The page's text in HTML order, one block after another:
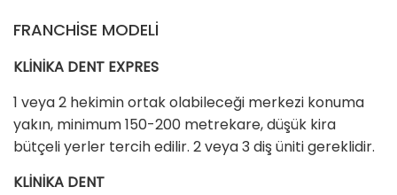
FRANCHİSE MODELİ
KLİNİKA DENT EXPRES
1 veya 2 hekimin ortak olabileceği merkezi konuma
yakın, minimum 150-200 metrekare, düşük kira
bütçeli yerler tercih edilir. 2 veya 3 diş üniti gereklidir.
KLİNİKA DENT